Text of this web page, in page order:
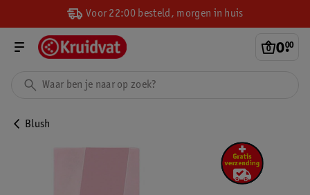
Voor 22:00 besteld, morgen in huis
0.
00
Blush